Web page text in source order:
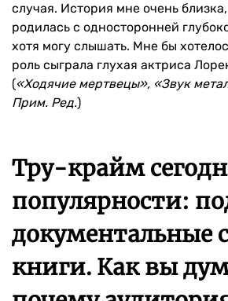
случая. История мне очень
родилась с односторонней
хотя могу слышать. Мне бы
роль сыграла глухая актриса
(«Ходячие мертвецы», «Звук
Прим. Ред.)
Тру-крайм
популярности:
документальные
книги. Как вы